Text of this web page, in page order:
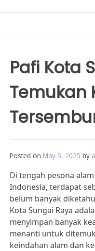
Pafi Kota
Temukan
Posted on May 5, 2025 by
Di tengah pesona
Indonesia, terdapat
belum banyak
Kota Sungai Raya
menyimpan banyak
menanti untuk
keindahan alam dan